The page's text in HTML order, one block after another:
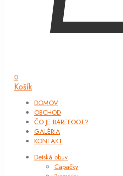
0
Košík
DOMOV
OBCHOD
ČO JE BAREFOOT?
GALÉRIA
KONTAKT
Detská obuv
Capačky